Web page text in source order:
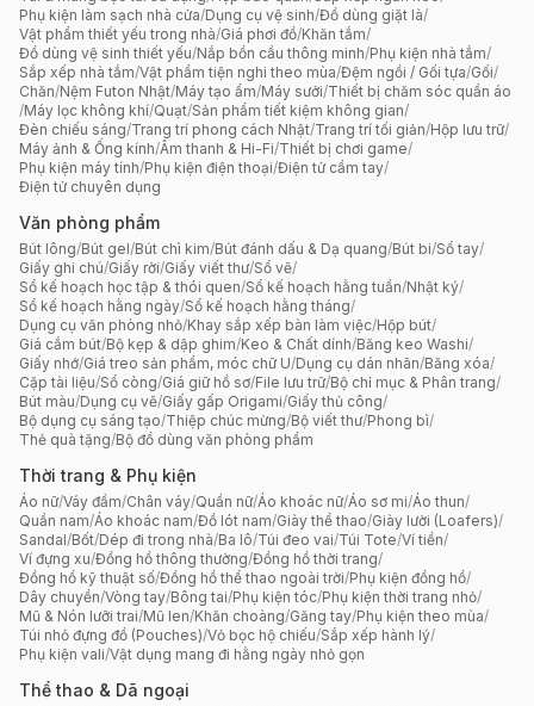
Phụ kiện làm sạch nhà cửa/Dụng cụ vệ sinh/Đồ dùng giặt là/
Vật phẩm thiết yếu trong nhà/Giá phơi đồ/Khăn tắm/
Đồ dùng vệ sinh thiết yếu/Nắp bồn cầu thông minh/Phụ kiện nhà tắm/
Sắp xếp nhà tắm/Vật phẩm tiện nghi theo mùa/Đệm ngồi / Gối tựa/Gối/
Chăn/Nệm Futon Nhật/Máy tạo ẩm/Máy sưởi/Thiết bị chăm sóc quần áo
/Máy lọc không khí/Quạt/Sản phẩm tiết kiệm không gian/
Đèn chiếu sáng/Trang trí phong cách Nhật/Trang trí tối giản/Hộp lưu trữ/
Máy ảnh & Ống kính/Âm thanh & Hi-Fi/Thiết bị chơi game/
Phụ kiện máy tính/Phụ kiện điện thoại/Điện tử cầm tay/
Điện tử chuyên dụng
Văn phòng phẩm
Bút lông/Bút gel/Bút chì kim/Bút đánh dấu & Dạ quang/Bút bi/Sổ tay/
Giấy ghi chú/Giấy rời/Giấy viết thư/Sổ vẽ/
Sổ kế hoạch học tập & thói quen/Sổ kế hoạch hằng tuần/Nhật ký/
Sổ kế hoạch hằng ngày/Sổ kế hoạch hằng tháng/
Dụng cụ văn phòng nhỏ/Khay sắp xếp bàn làm việc/Hộp bút/
Giá cắm bút/Bộ kẹp & dập ghim/Keo & Chất dính/Băng keo Washi/
Giấy nhớ/Giá treo sản phẩm, móc chữ U/Dụng cụ dán nhãn/Băng xóa/
Cặp tài liệu/Sổ còng/Giá giữ hồ sơ/File lưu trữ/Bộ chỉ mục & Phân trang/
Bút màu/Dụng cụ vẽ/Giấy gấp Origami/Giấy thủ công/
Bộ dụng cụ sáng tạo/Thiệp chúc mừng/Bộ viết thư/Phong bì/
Thẻ quà tặng/Bộ đồ dùng văn phòng phẩm
Thời trang & Phụ kiện
Áo nữ/Váy đầm/Chân váy/Quần nữ/Áo khoác nữ/Áo sơ mi/Áo thun/
Quần nam/Áo khoác nam/Đồ lót nam/Giày thể thao/Giày lười (Loafers)/
Sandal/Bốt/Dép đi trong nhà/Ba lô/Túi đeo vai/Túi Tote/Ví tiền/
Ví đựng xu/Đồng hồ thông thường/Đồng hồ thời trang/
Đồng hồ kỹ thuật số/Đồng hồ thể thao ngoài trời/Phụ kiện đồng hồ/
Dây chuyền/Vòng tay/Bông tai/Phụ kiện tóc/Phụ kiện thời trang nhỏ/
Mũ & Nón lưỡi trai/Mũ len/Khăn choàng/Găng tay/Phụ kiện theo mùa/
Túi nhỏ đựng đồ (Pouches)/Vỏ bọc hộ chiếu/Sắp xếp hành lý/
Phụ kiện vali/Vật dụng mang đi hằng ngày nhỏ gọn
Thể thao & Dã ngoại